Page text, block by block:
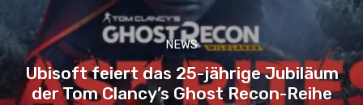
NEWS
Ubisoft feiert das 25-jährige Jubiläum
der Tom Clancy’s Ghost Recon-Reihe